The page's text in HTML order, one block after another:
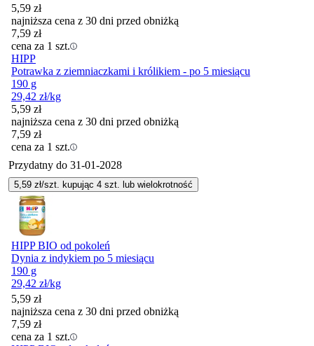
5,59 zł
najniższa cena z 30 dni przed obniżką
7,59 zł
cena za 1 szt.
HIPP
Potrawka z ziemniaczkami i królikiem - po 5 miesiącu
190 g
29,42 zł/kg
5,59 zł
najniższa cena z 30 dni przed obniżką
7,59 zł
cena za 1 szt.
Przydatny do 31-01-2028
5,59 zł/szt. kupując 4 szt. lub wielokrotność
HIPP BIO od pokoleń
Dynia z indykiem po 5 miesiącu
190 g
29,42 zł/kg
5,59 zł
najniższa cena z 30 dni przed obniżką
7,59 zł
cena za 1 szt.